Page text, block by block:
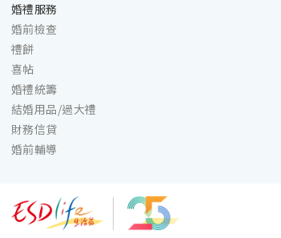
婚禮服務
婚前檢查
禮餅
喜帖
婚禮統籌
結婚用品/過大禮
財務信貸
婚前輔導